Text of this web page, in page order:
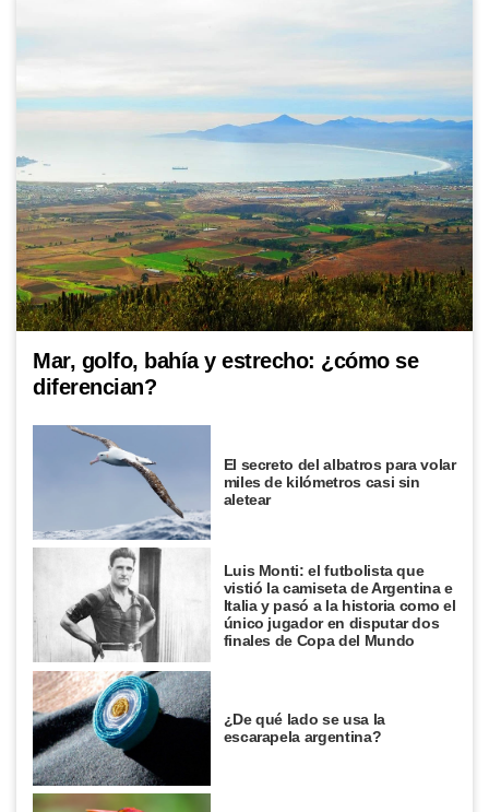
Mar, golfo, bahía y estrecho: ¿cómo se
diferencian?
El secreto del albatros para volar
miles de kilómetros casi sin
aletear
Luis Monti: el futbolista que
vistió la camiseta de Argentina e
Italia y pasó a la historia como el
único jugador en disputar dos
finales de Copa del Mundo
¿De qué lado se usa la
escarapela argentina?